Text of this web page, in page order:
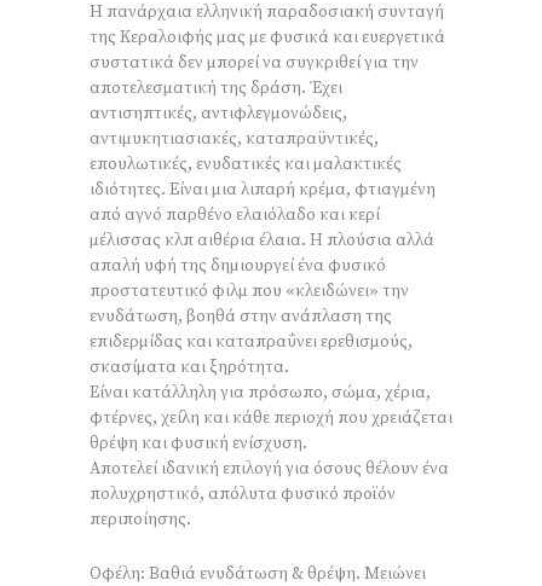
Η πανάρχαια ελληνική παραδοσιακή συνταγή
της Κεραλοιφής μας με φυσικά και ευεργετικά
συστατικά δεν μπορεί να συγκριθεί για την
αποτελεσματική της δράση. Έχει
αντισηπτικές, αντιφλεγμονώδεις,
αντιμυκητιασιακές, καταπραϋντικές,
επουλωτικές, ενυδατικές και μαλακτικές
ιδιότητες. Είναι μια λιπαρή κρέμα, φτιαγμένη
από αγνό παρθένο ελαιόλαδο και κερί
μέλισσας κλπ αιθέρια έλαια. Η πλούσια αλλά
απαλή υφή της δημιουργεί ένα φυσικό
προστατευτικό φιλμ που «κλειδώνει» την
ενυδάτωση, βοηθά στην ανάπλαση της
επιδερμίδας και καταπραΰνει ερεθισμούς,
σκασίματα και ξηρότητα.
Είναι κατάλληλη για πρόσωπο, σώμα, χέρια,
φτέρνες, χείλη και κάθε περιοχή που χρειάζεται
θρέψη και φυσική ενίσχυση.
Αποτελεί ιδανική επιλογή για όσους θέλουν ένα
πολυχρηστικό, απόλυτα φυσικό προϊόν
περιποίησης.
Οφέλη: Βαθιά ενυδάτωση & θρέψη. Μειώνει